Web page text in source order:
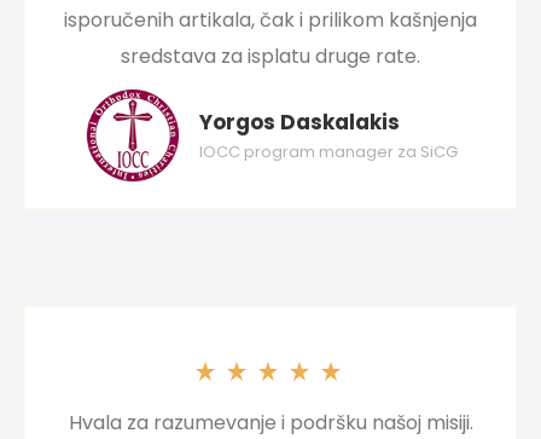
isporučenih artikala, čak i prilikom kašnjenja
sredstava za isplatu druge rate.
Yorgos Daskalakis
IOCC program manager za SiCG
Hvala za razumevanje i podršku našoj misiji.